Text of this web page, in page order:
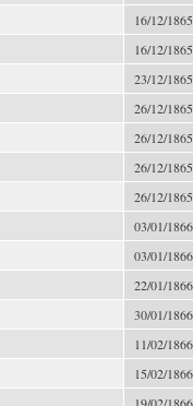
16/12/1865
16/12/1865
23/12/1865
26/12/1865
26/12/1865
26/12/1865
26/12/1865
03/01/1866
03/01/1866
22/01/1866
30/01/1866
11/02/1866
15/02/1866